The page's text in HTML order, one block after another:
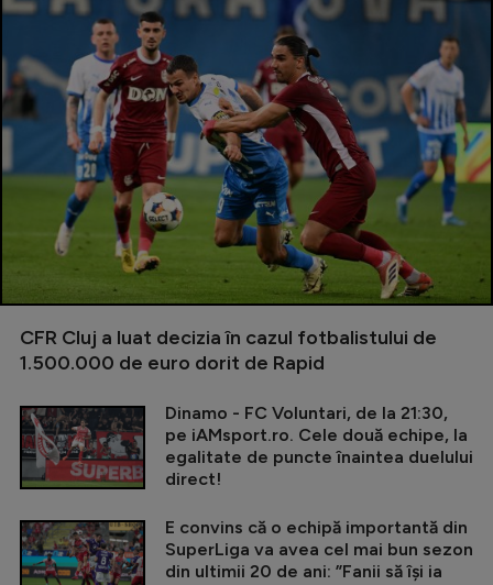
CFR Cluj a luat decizia în cazul fotbalistului de
1.500.000 de euro dorit de Rapid
Dinamo - FC Voluntari, de la 21:30,
pe iAMsport.ro. Cele două echipe, la
egalitate de puncte înaintea duelului
direct!
E convins că o echipă importantă din
SuperLiga va avea cel mai bun sezon
din ultimii 20 de ani: ”Fanii să își ia